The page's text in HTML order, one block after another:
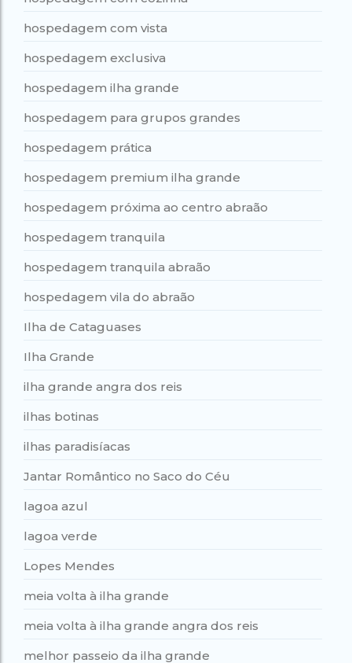
hospedagem com vista
hospedagem exclusiva
hospedagem ilha grande
hospedagem para grupos grandes
hospedagem prática
hospedagem premium ilha grande
hospedagem próxima ao centro abraão
hospedagem tranquila
hospedagem tranquila abraão
hospedagem vila do abraão
Ilha de Cataguases
Ilha Grande
ilha grande angra dos reis
ilhas botinas
ilhas paradisíacas
Jantar Romântico no Saco do Céu
lagoa azul
lagoa verde
Lopes Mendes
meia volta à ilha grande
meia volta à ilha grande angra dos reis
melhor passeio da ilha grande